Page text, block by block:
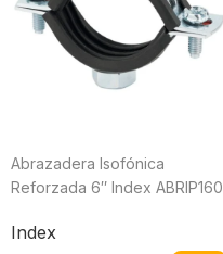
Abrazadera Isofónica
Reforzada 6″ Index ABRIP160
Index